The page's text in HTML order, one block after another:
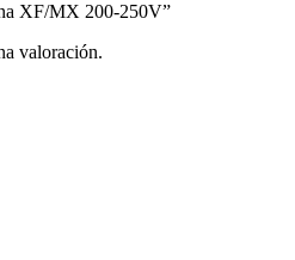
XF/MX 200-250V”
valoración.